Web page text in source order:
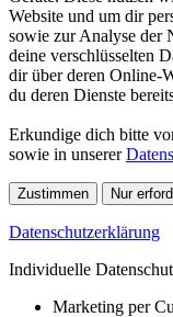
Website und um dir
sowie zur Analyse der
deine verschlüsselten
dir über deren Online-
du deren Dienste
Erkundige dich bitte
sowie in unserer
Zustimmen Nur
Datenschutzerklärung
Individuelle
Marketing per